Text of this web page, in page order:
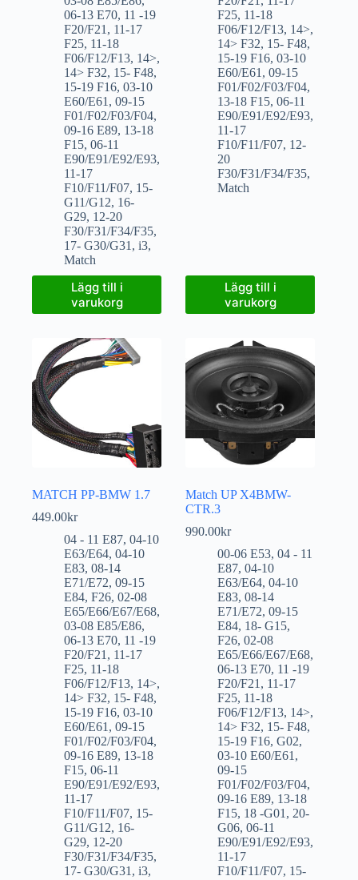
06-13 E70, 11 -19
F20/F21 , 11-17
F25, 11-18
F06/F12/F13, 14>,
14> F32, 15- F48,
15-19 F16, 03-10
E60/E61 , 09-15
F01/F02/F03/F04,
09-16 E89, 13-18
F15, 06-11
E90/E91/E92/E93,
11-17
F10/F11/F07, 15-
G11/G12, 16-
G29, 12-20
F30/F31/F34/F35,
17- G30/G31 , i3,
Match
Lägg till i
varukorg
F25, 11-18
F06/F12/F13, 14>,
14> F32, 15- F48,
15-19 F16,03-10
E60/E61 ,09-15
F01/F02/F03/F04,
13-18 F15,06-11
E90/E91/E92/E93,
11-17
F10/F11/F07, 12-
20
F30/F31/F34/F35,
Match
Lägg till i
varukorg
MATCH PP-BMW 1.7
449.00kr
04 - 11 E87, 04-10
E63/E64, 04-10
E83, 08-14
E71/E72, 09-15
E84, F26, 02-08
E65/E66/E67/E68,
03-08 E85/E86,
06-13 E70, 11 -19
F20/F21, 11-17
F25, 11-18
F06/F12/F13, 14>,
14> F32, 15- F48,
15-19 F16, 03-10
E60/E61, 09-15
F01/F02/F03/F04,
09-16 E89, 13-18
F15, 06-11
E90/E91/E92/E93,
11-17
F10/F11/F07, 15-
G11/G12, 16-
G29, 12-20
F30/F31/F34/F35,
17- G30/G31, i3,
Match UP X4BMW-
CTR.3
990.00kr
00-06 E53,04 - 11
E87,04-10
E63/E64,04-10
E83,08-14
E71/E72,09-15
E84, 18- G15,
F26,02-08
E65/E66/E67/E68,
06-13 E70, 11 -19
F20/F21, 11-17
F25, 11-18
F06/F12/F13, 14>,
14> F32, 15- F48,
15-19 F16,G02,
03-10 E60/E61,
09-15
F01/F02/F03/F04,
09-16 E89, 13-18
F15, 18 -G01,20-
G06,06-11
E90/E91/E92/E93,
11-17
F10/F11/F07, 15-